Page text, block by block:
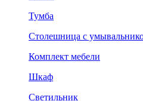
Тумба
Столешница с
Комплект мебели
Шкаф
Светильник